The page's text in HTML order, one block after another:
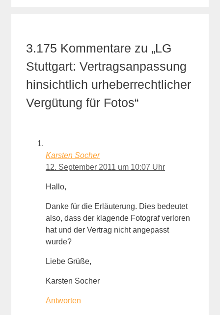
3.175 Kommentare zu „LG
Stuttgart: Vertragsanpassung
hinsichtlich urheberrechtlicher
Vergütung für Fotos“
Karsten Socher
12. September 2011 um 10:07 Uhr
Hallo,
Danke für die Erläuterung. Dies bedeutet
also, dass der klagende Fotograf verloren
hat und der Vertrag nicht angepasst
wurde?
Liebe Grüße,
Karsten Socher
Antworten